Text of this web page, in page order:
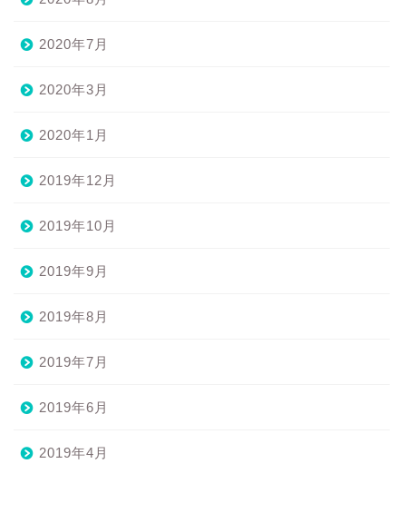
2020年7月
2020年3月
2020年1月
2019年12月
2019年10月
2019年9月
2019年8月
2019年7月
2019年6月
2019年4月